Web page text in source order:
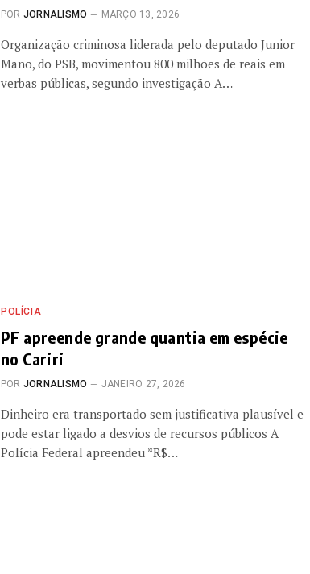
POR JORNALISMO MARÇO 13, 2026
Organização criminosa liderada pelo deputado Junior
Mano, do PSB, movimentou 800 milhões de reais em
verbas públicas, segundo investigação A…
POLÍCIA
PF apreende grande quantia em espécie
no Cariri
POR JORNALISMO JANEIRO 27, 2026
Dinheiro era transportado sem justificativa plausível e
pode estar ligado a desvios de recursos públicos A
Polícia Federal apreendeu *R$…